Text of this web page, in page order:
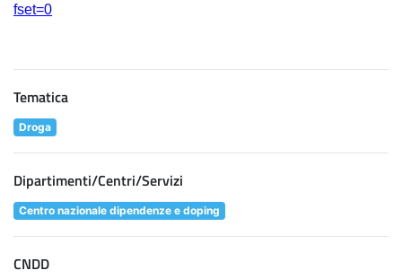
fset=0
Tematica
Droga
Dipartimenti/Centri/Servizi
Centro nazionale dipendenze e doping
CNDD